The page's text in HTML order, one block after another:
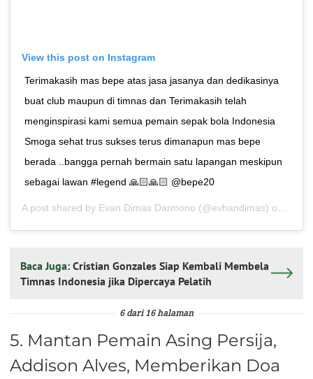
View this post on Instagram
Terimakasih mas bepe atas jasa jasanya dan dedikasinya
buat club maupun di timnas dan Terimakasih telah
menginspirasi kami semua pemain sepak bola Indonesia
Smoga sehat trus sukses terus dimanapun mas bepe
berada ..bangga pernah bermain satu lapangan meskipun
sebagai lawan #legend 🙏🏻🙏🏻 @bepe20
A post shared by Evan Dimas Darmono (@evhandimas) on
Baca Juga: Cristian Gonzales Siap Kembali Membela
Timnas Indonesia jika Dipercaya Pelatih
6 dari 16 halaman
5. Mantan Pemain Asing Persija,
Addison Alves, Memberikan Doa